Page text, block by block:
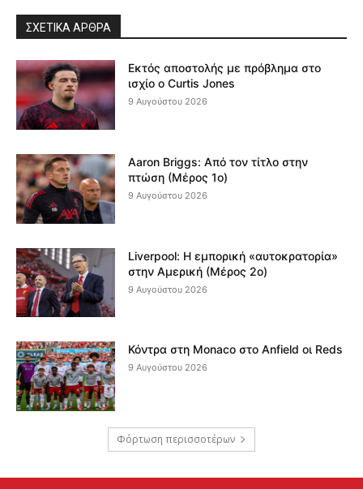
ΣΧΕΤΙΚΆ ΆΡΘΡΑ
Εκτός αποστολής με πρόβλημα στο
ισχίο ο Curtis Jones
9 Αυγούστου 2026
Aaron Briggs: Από τον τίτλο στην
πτώση (Μέρος 1ο)
9 Αυγούστου 2026
Liverpool: Η εμπορική «αυτοκρατορία»
στην Αμερική (Μέρος 2ο)
9 Αυγούστου 2026
Κόντρα στη Monaco στο Anfield οι Reds
9 Αυγούστου 2026
Φόρτωση περισσοτέρων